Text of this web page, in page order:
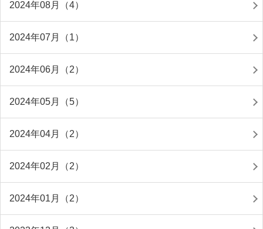
2024年08月（4）
2024年07月（1）
2024年06月（2）
2024年05月（5）
2024年04月（2）
2024年02月（2）
2024年01月（2）